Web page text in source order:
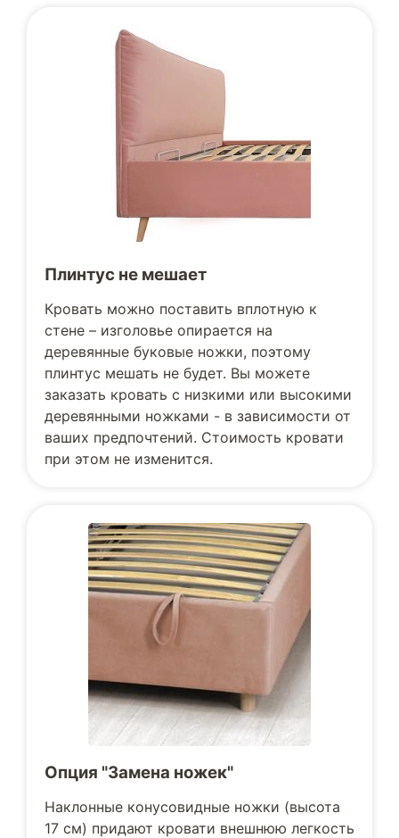
Плинтус не мешает
Кровать можно поставить вплотную к
стене – изголовье опирается на
деревянные буковые ножки, поэтому
плинтус мешать не будет. Вы можете
заказать кровать с низкими или высокими
деревянными ножками - в зависимости от
ваших предпочтений. Стоимость кровати
при этом не изменится.
Опция "Замена ножек"
Наклонные конусовидные ножки (высота
17 см) придают кровати внешнюю легкость